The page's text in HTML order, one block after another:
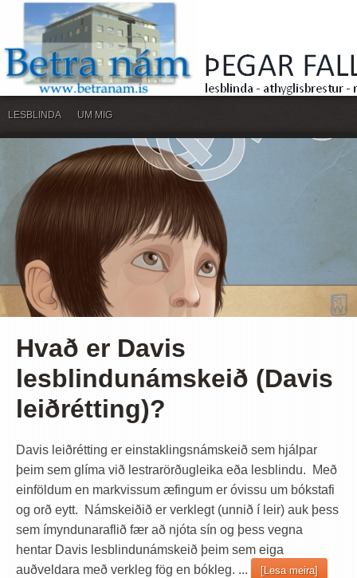
LESBLINDA UM MIG
Hvað er Davis
lesblindunámskeið (Davis
leiðrétting)?
Davis leiðrétting er einstaklingsnámskeið sem hjálpar
þeim sem glíma við lestrarörðugleika eða lesblindu. Með
einföldum en markvissum æfingum er óvissu um bókstafi
og orð eytt. Námskeiðið er verklegt (unnið í leir) auk þess
sem ímyndunaraflið fær að njóta sín og þess vegna
hentar Davis lesblindunámskeið þeim sem eiga
auðveldara með verkleg fög en bókleg. ...
[Lesa meira]